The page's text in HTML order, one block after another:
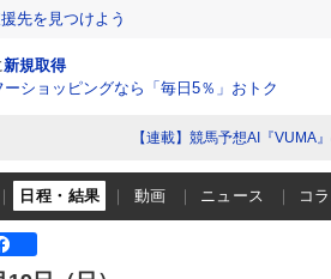
先を見つけよう
新規取得
ーショッピングなら「毎日5％」おトク
【連載】競馬予想AI『VUMA
日程・結果 動画 ニュース コ